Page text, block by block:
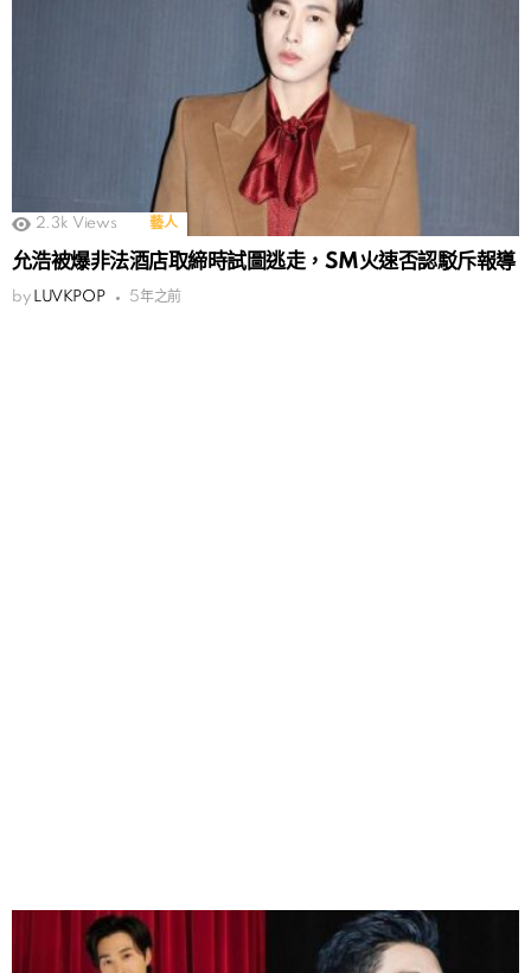
2.3k Views 藝人
允浩被爆非法酒店取締時試圖逃走，SM火速否認駁斥報導
by LUVKPOP 5年之前